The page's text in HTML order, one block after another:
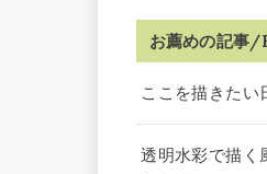
お薦めの記
ここを描きた
透明水彩で描く